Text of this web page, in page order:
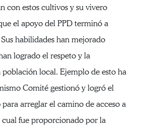
con estos cultivos y su vivero
el apoyo del PPD terminó a
habilidades han mejorado
logrado el respeto y la
local. Ejemplo de esto ha
Comité gestionó y logró el
arreglar el camino de acceso a
fue proporcionado por la